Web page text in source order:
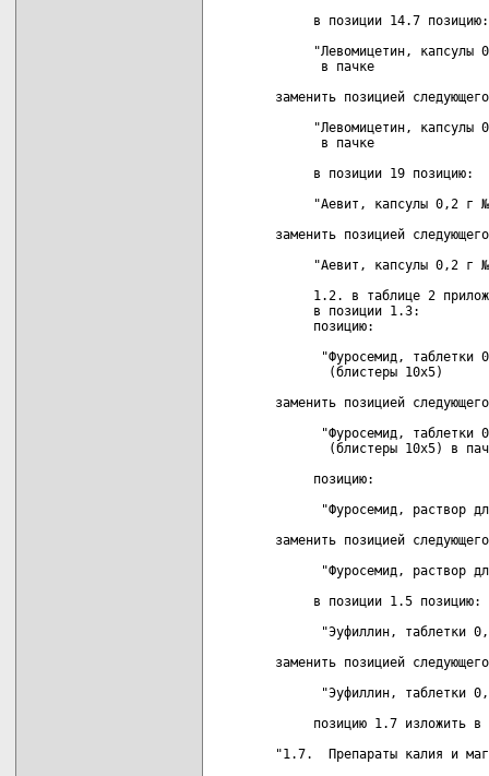
     в позиции 14.7 позицию:
"Левомицетин, капсулы
      в пачке
заменить позицией
"Левомицетин, капсулы
      в пачке
     в позиции 19 позицию:
"Аевит, капсулы 0,2 г
заменить позицией
"Аевит, капсулы 0,2 г
1.2. в таблице 2
     в позиции 1.3:
     позицию:
"Фуросемид, таблетки
       (блистеры 10х5)
заменить позицией
"Фуросемид, таблетки
(блистеры 10х5) в
     позицию:
"Фуросемид, раствор
заменить позицией
"Фуросемид, раствор
     в позиции 1.5 позицию:
"Эуфиллин, таблетки
заменить позицией
"Эуфиллин, таблетки
позицию 1.7 изложить в
"1.7.  Препараты калия и